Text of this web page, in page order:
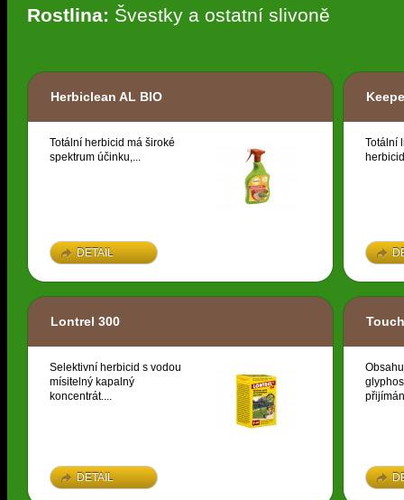
Rostlina: Švestky a ostatní slivoně
Herbiclean AL BIO
Totální herbicid má široké
spektrum účinku,...
DETAIL
Totální
Lontrel 300
Selektivní herbicid s vodou
mísitelný kapalný
koncentrát....
DETAIL